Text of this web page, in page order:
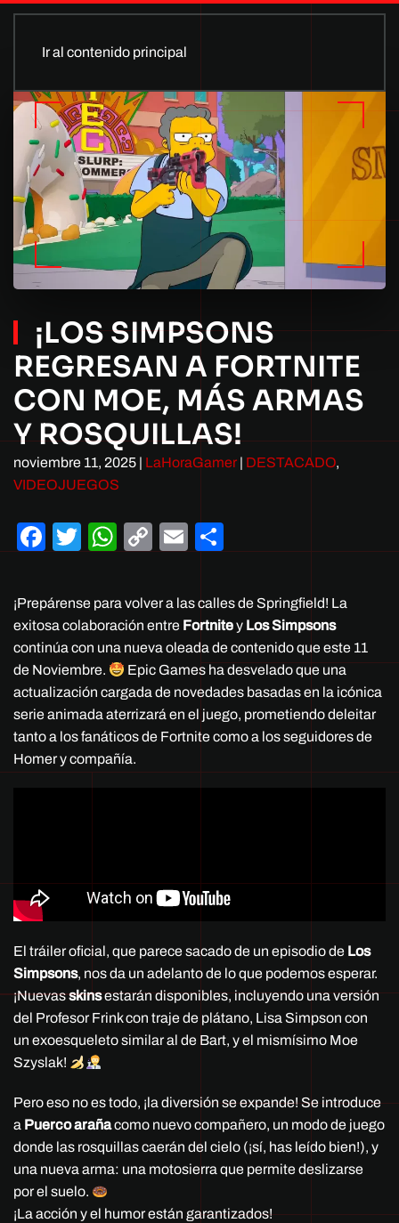
Ir al contenido principal
¡LOS SIMPSONS
REGRESAN A FORTNITE
CON MOE, MÁS ARMAS
Y ROSQUILLAS!
noviembre 11, 2025 | LaHoraGamer | DESTACADO,
VIDEOJUEGOS
Facebook
TwitterWhatsApp
CopyEmail
¡Prepárense para volver a las calles de Springfield! La
exitosa colaboración entre Fortnitey Los Simpsons
continúa con una nueva oleada de contenido que este 11
de Noviembre.
Epic Games ha desvelado que una
actualización cargada de novedades basadas en la icónica
serie animada aterrizará en el juego, prometiendo deleitar
tanto a los fanáticos de Fortnite como a los seguidores de
Homer y compañía.
El tráiler oficial, que parece sacado de un episodio de Los
Simpsons, nos da un adelanto de lo que podemos esperar.
¡Nuevasskinsestarán disponibles, incluyendo una versión
del Profesor Frink con traje de plátano, Lisa Simpson con
un exoesqueleto similar al de Bart, y el mismísimo Moe
Szyslak!
Pero eso no es todo, ¡la diversión se expande! Se introduce
a Puerco arañacomo nuevo compañero, un modo de juego
donde las rosquillas caerán del cielo (¡sí, has leído bien!), y
una nueva arma: una motosierra que permite deslizarse
por el suelo.
¡La acción y el humor están garantizados!